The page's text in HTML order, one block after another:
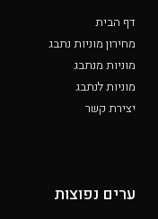
דף הבית
מחירון מוניות נתבג
מוניות מנתבג
מוניות לנתבג
יצירת קשר
ערים נפוצות